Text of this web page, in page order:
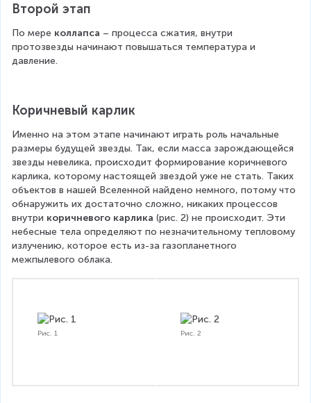
Второй этап
По мере коллапса – процесса сжатия, внутри
протозвезды начинают повышаться температура и
давление.
Коричневый карлик
Именно на этом этапе начинают играть роль начальные
размеры будущей звезды. Так, если масса зарождающейся
звезды невелика, происходит формирование коричневого
карлика, которому настоящей звездой уже не стать. Таких
объектов в нашей Вселенной найдено немного, потому что
обнаружить их достаточно сложно, никаких процессов
внутри коричневого карлика (рис. 2) не происходит. Эти
небесные тела определяют по незначительному тепловому
излучению, которое есть из-за газопланетного
межпылевого облака.
Рис. 1 Рис. 2